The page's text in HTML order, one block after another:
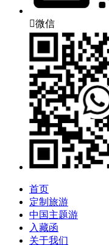
微信
首页
定制旅游
中国主题游
入藏函
关于我们